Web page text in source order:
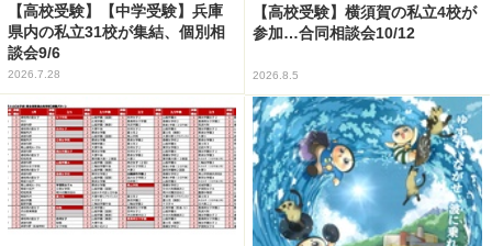
【高校受験】【中学受験】兵庫
県内の私立31校が集結、個別相
談会9/6
2026.7.28
【高校受験】横須賀の私立4校が
参加…合同相談会10/12
2026.8.5